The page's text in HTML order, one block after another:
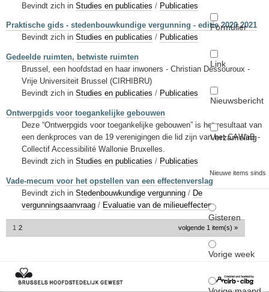
Formulier
Link
Nieuwsbericht
Verzameling
Nieuwe items sinds
Gisteren
Vorige week
Bevindt zich in Studies en publicaties / Publicaties
Praktische gids - stedenbouwkundige vergunning - editie 2020 2021
Bevindt zich in Studies en publicaties / Publicaties
Gedeelde ruimten, betwiste ruimten
Brussel, een hoofdstad en haar inwoners - Christian Dessouroux -
Vrije Universiteit Brussel (CIRHIBRU)
Bevindt zich in Studies en publicaties / Publicaties
Ontwerpgids voor toegankelijke gebouwen
Deze “Ontwerpgids voor toegankelijke gebouwen” is het resultaat van
een denkproces van de 19 verenigingen die lid zijn van het CAWaB -
Collectif Accessibilité Wallonie Bruxelles.
Bevindt zich in Studies en publicaties / Publicaties
Vade-mecum voor het opstellen van een effectenverslag
Bevindt zich in Stedenbouwkundige vergunning / De
vergunningsaanvraag / Evaluatie van de milieueffecten
volgende 1 item(s) »
1 2